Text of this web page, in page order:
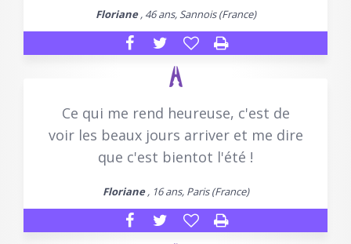
Floriane, 46 ans, Sannois (France)
Ce qui me rend heureuse, c'est de
voir les beaux jours arriver et me dire
que c'est bientot l'été !
Floriane, 16 ans, Paris (France)